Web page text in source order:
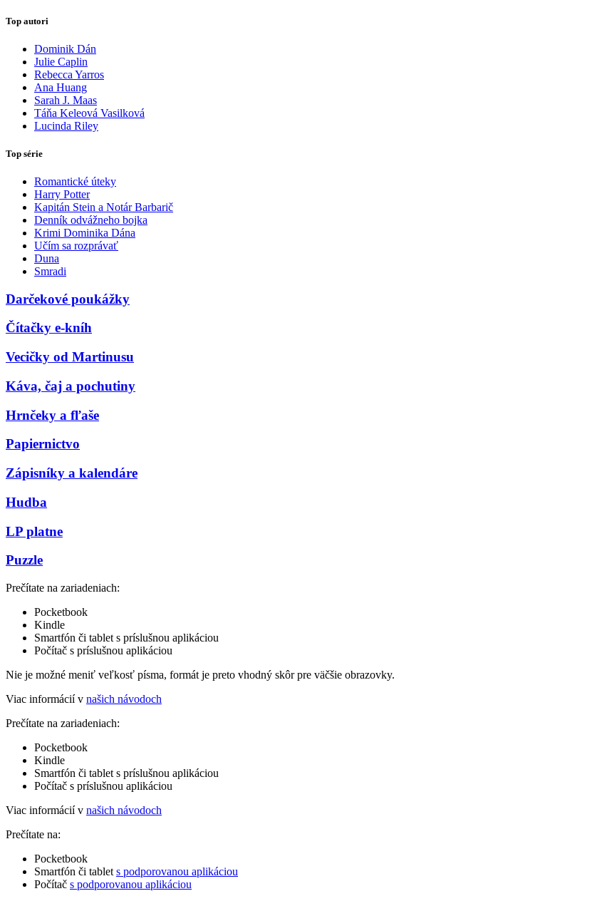
Top autori
Dominik Dán
Julie Caplin
Rebecca Yarros
Ana Huang
Sarah J. Maas
Táňa Keleová Vasilková
Lucinda Riley
Top série
Romantické úteky
Harry Potter
Kapitán Stein a Notár Barbarič
Denník odvážneho bojka
Krimi Dominika Dána
Učím sa rozprávať
Duna
Smradi
Darčekové poukážky
Čítačky e-kníh
Vecičky od Martinusu
Káva, čaj a pochutiny
Hrnčeky a fľaše
Papiernictvo
Zápisníky a kalendáre
Hudba
LP platne
Puzzle
Prečítate na zariadeniach:
Pocketbook
Kindle
Smartfón či tablet s príslušnou aplikáciou
Počítač s príslušnou aplikáciou
Nie je možné meniť veľkosť písma, formát je preto vhodný skôr pre väčšie obrazovky.
Viac informácií v našich návodoch
Prečítate na zariadeniach:
Pocketbook
Kindle
Smartfón či tablet s príslušnou aplikáciou
Počítač s príslušnou aplikáciou
Viac informácií v našich návodoch
Prečítate na:
Pocketbook
Smartfón či tablet s podporovanou aplikáciou
Počítač s podporovanou aplikáciou